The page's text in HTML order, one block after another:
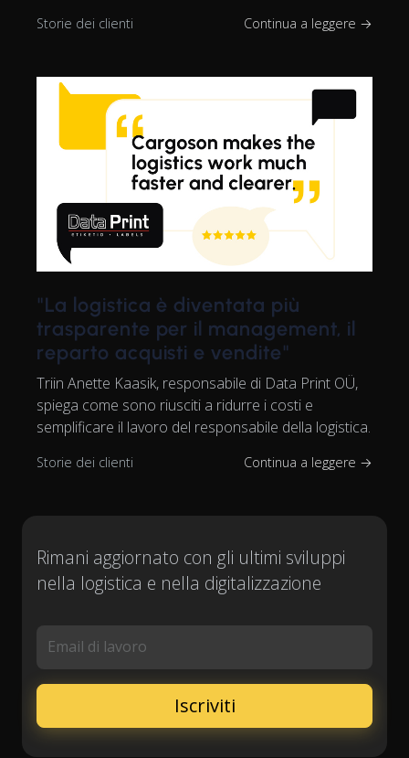
Storie dei clienti Continua a leggere →
"La logistica è diventata più
trasparente per il management, il
reparto acquisti e vendite"
Triin Anette Kaasik, responsabile di Data Print OÜ,
spiega come sono riusciti a ridurre i costi e
semplificare il lavoro del responsabile della logistica.
Storie dei clienti Continua a leggere →
Rimani aggiornato con gli ultimi sviluppi
nella logistica e nella digitalizzazione
Email di lavoro